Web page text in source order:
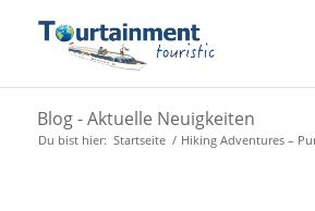
Blog - Aktuelle Neuigkeiten
Du bist hier: Startseite / Hiking Adventures –